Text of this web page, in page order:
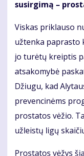
susirgimą –
Viskas priklauso
užtenka paprasto
jo turėtų kreiptis
atsakomybė
Džiugu, kad
prevencinėms
prostatos vėžio.
užleistų ligų
Prostatos vėžys